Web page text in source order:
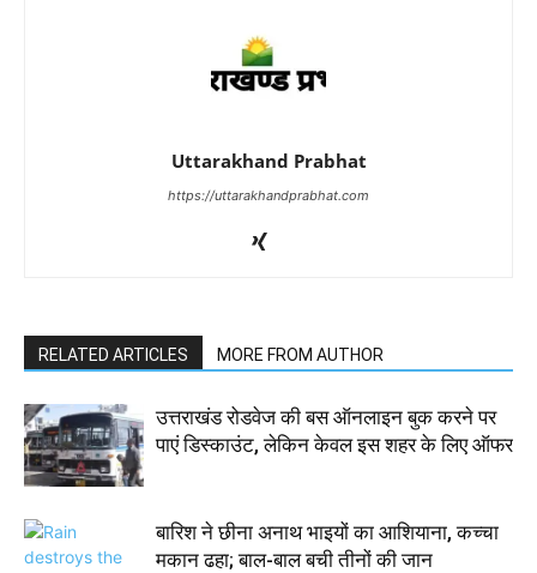
Uttarakhand Prabhat
https://uttarakhandprabhat.com
RELATED ARTICLES MORE FROM AUTHOR
उत्तराखंड रोडवेज की बस ऑनलाइन बुक करने पर
पाएं डिस्काउंट, लेकिन केवल इस शहर के लिए ऑफर
बारिश ने छीना अनाथ भाइयों का आशियाना, कच्चा
मकान ढहा; बाल-बाल बची तीनों की जान